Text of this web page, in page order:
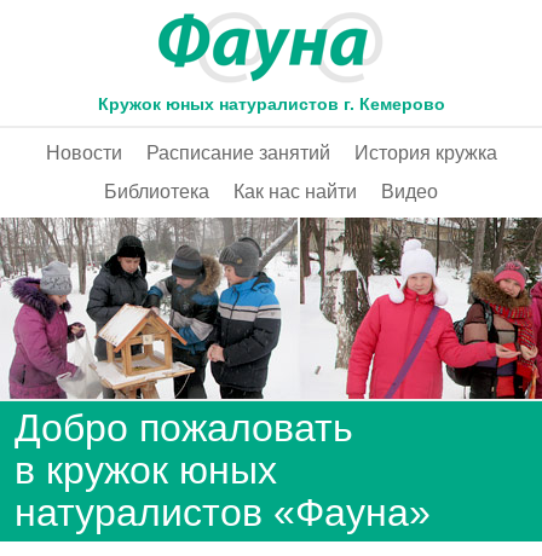
Кружок юных натуралистов г. Кемерово
Новости Расписание занятий
История кружка
Библиотека
Как нас найти Видео
Добро пожаловать
в кружок юных
натуралистов «Фауна»